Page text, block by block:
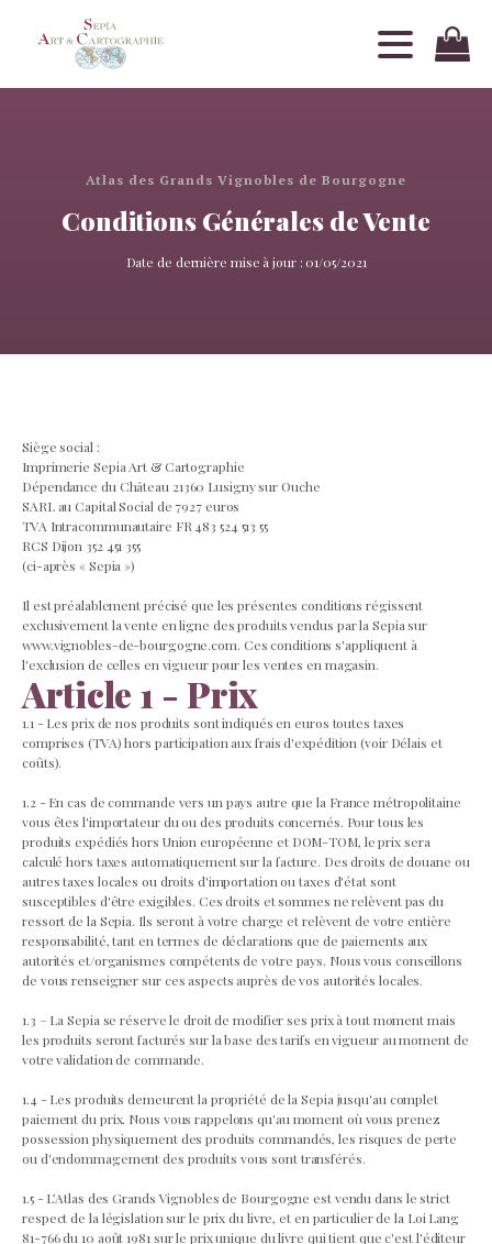
Atlas des Grands Vignobles de Bourgogne
Conditions Générales de Vente
Date de dernière mise à jour : 01/05/2021
Siège social :
Imprimerie Sepia Art & Cartographie
Dépendance du Château 21360 Lusigny sur Ouche
SARL au Capital Social de 7927 euros
TVA Intracommunautaire FR 483 524 513 55
RCS Dijon 352 451 355
(ci-après « Sepia »)
Il est préalablement précisé que les présentes conditions régissent
exclusivement la vente en ligne des produits vendus par la Sepia sur
www.vignobles-de-bourgogne.com. Ces conditions s'appliquent à
l'exclusion de celles en vigueur pour les ventes en magasin.
Article 1 - Prix
1.1 - Les prix de nos produits sont indiqués en euros toutes taxes
comprises (TVA) hors participation aux frais d'expédition (voir Délais et
coûts).
1.2 - En cas de commande vers un pays autre que la France métropolitaine
vous êtes l'importateur du ou des produits concernés. Pour tous les
produits expédiés hors Union européenne et DOM-TOM, le prix sera
calculé hors taxes automatiquement sur la facture. Des droits de douane ou
autres taxes locales ou droits d'importation ou taxes d'état sont
susceptibles d'être exigibles. Ces droits et sommes ne relèvent pas du
ressort de la Sepia. Ils seront à votre charge et relèvent de votre entière
responsabilité, tant en termes de déclarations que de paiements aux
autorités et/organismes compétents de votre pays. Nous vous conseillons
de vous renseigner sur ces aspects auprès de vos autorités locales.
1.3 – La Sepia se réserve le droit de modifier ses prix à tout moment mais
les produits seront facturés sur la base des tarifs en vigueur au moment de
votre validation de commande.
1.4 - Les produits demeurent la propriété de la Sepia jusqu'au complet
paiement du prix. Nous vous rappelons qu'au moment où vous prenez
possession physiquement des produits commandés, les risques de perte
ou d'endommagement des produits vous sont transférés.
1.5 - L’Atlas des Grands Vignobles de Bourgogne est vendu dans le strict
respect de la législation sur le prix du livre, et en particulier de la Loi Lang
81-766 du 10 août 1981 sur le prix unique du livre qui tient que c'est l'éditeur